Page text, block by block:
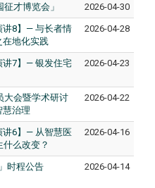
才博览会」 2026-04-30
讲8】— 与长者情
地化实践
2026-04-28
讲7】— 银发住宅
2026-04-23
大会暨学术研讨
慧治理
2026-04-22
讲6】— 从智慧医
么改变？
2026-04-16
时程公告 2026-04-14